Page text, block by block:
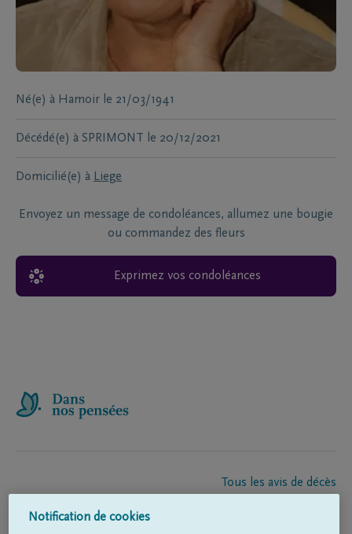
Né(e) à Hamoir le 21/03/1941
Décédé(e) à SPRIMONT le 20/12/2021
Domicilié(e) à Liege
Envoyez un message de condoléances, allumez une bougie
ou commandez des fleurs
Exprimez vos condoléances
Tous les avis de décès
Entrepreneur de pompes funèbres
Notification de cookies